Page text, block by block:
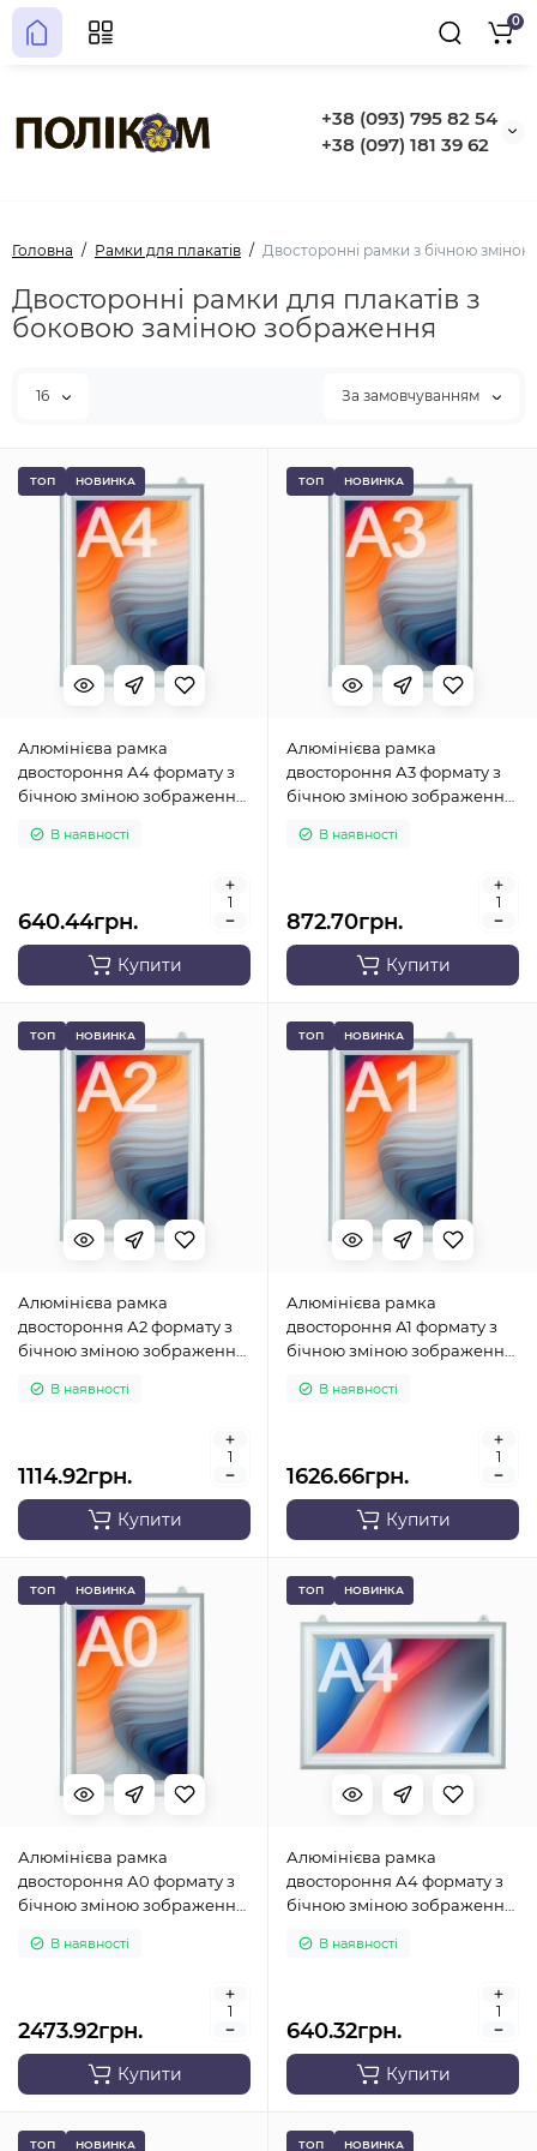
+38 (093) 795 82 54
+38 (097) 181 39 62
0
Головна Рамки для плакатів Двосторонні рамки з бічною
Двосторонні рамки для плакатів з
боковою заміною зображення
16 За замовчуванням
ТОП НОВИНКА
Алюмінієва рамка
двостороння А4 формату з
бічною зміною зображення
В наявності
640.44грн.
Купити
ТОП НОВИНКА
Алюмінієва рамка
двостороння А3 формату з
бічною зміною зображення
В наявності
872.70грн.
Купити
ТОП НОВИНКА
Алюмінієва рамка
двостороння А2 формату з
бічною зміною зображення
В наявності
1114.92грн.
Купити
ТОП НОВИНКА
Алюмінієва рамка
двостороння А1 формату з
бічною зміною зображення
В наявності
1626.66грн.
Купити
ТОП НОВИНКА
Алюмінієва рамка
двостороння А0 формату з
бічною зміною зображення
В наявності
2473.92грн.
Купити
ТОП НОВИНКА
Алюмінієва рамка
двостороння А4 формату з
бічною зміною зображення
В наявності
640.32грн.
Купити
ТОП НОВИНКА ТОП НОВИНКА